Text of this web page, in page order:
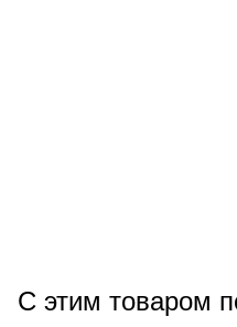
С этим товаром